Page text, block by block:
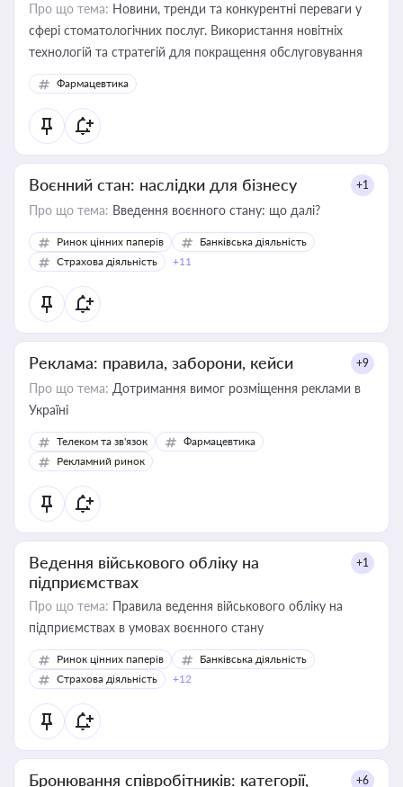
Про що тема: Новини, тренди та конкурентні переваги у
сфері стоматологічних послуг. Використання новітніх
технологій та стратегій для покращення обслуговування
Фармацевтика
Воєнний стан: наслідки для бізнесу +1
Про що тема: Введення воєнного стану: що далі?
Ринок цінних паперів
Банківська діяльність
Страхова діяльність
+11
Реклама: правила, заборони, кейси +9
Про що тема: Дотримання вимог розміщення реклами в
Україні
Телеком та зв'язок
Фармацевтика
Рекламний ринок
Ведення військового обліку на
підприємствах
+1
Про що тема: Правила ведення військового обліку на
підприємствах в умовах воєнного стану
Ринок цінних паперів
Банківська діяльність
Страхова діяльність
+12
Бронювання співробітників: категорії,
+6